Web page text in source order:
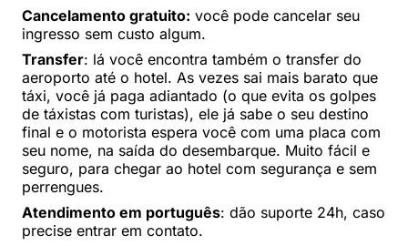
Cancelamento gratuito: você pode cancelar seu
ingresso sem custo algum.
Transfer: lá você encontra também o transfer do
aeroporto até o hotel. As vezes sai mais barato que
táxi, você já paga adiantado (o que evita os golpes
de táxistas com turistas), ele já sabe o seu destino
final e o motorista espera você com uma placa com
seu nome, na saída do desembarque. Muito fácil e
seguro, para chegar ao hotel com segurança e sem
perrengues.
Atendimento em português: dão suporte 24h, caso
precise entrar em contato.